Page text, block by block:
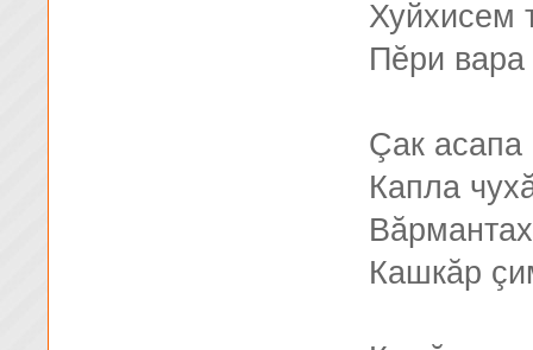
Хуйхисем
Пĕри вара
Çак асапа
Капла
Кашкăр